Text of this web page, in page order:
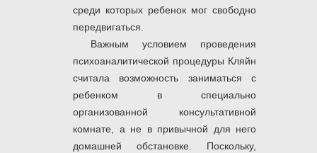
среди которых ребенок мог свободно
передвигаться.
Важным условием проведения
психоаналитической процедуры Кляйн
считала возможность заниматься с
ребенком в специально
организованной консультативной
комнате, а не в привычной для него
домашней обстановке. Поскольку,